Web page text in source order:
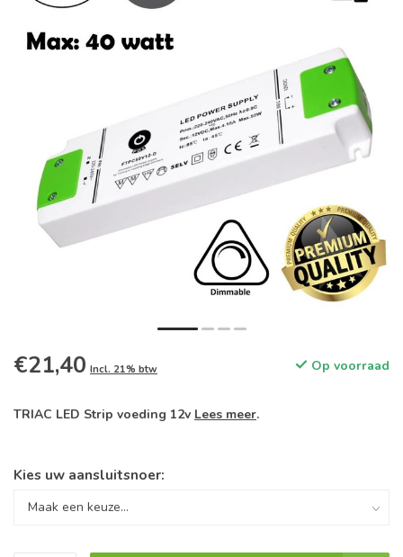
€21,40 Incl. 21% btw Op voorraad
TRIAC LED Strip voeding 12v Lees meer.
Kies uw aansluitsnoer: